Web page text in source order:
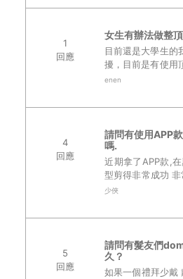
1
回應
女生有辦法做整
目前還是大學生的
擾，目前是有使用
不過都是前面自己
enen
4
回應
請問有使用APP
嗎.
近期拿了APP款,
型剪得非常成功
了前額 是網狀之
少俠
5
回應
請問有髮友們
久？
如果一個禮拜少戴 戴不到24小時 又有